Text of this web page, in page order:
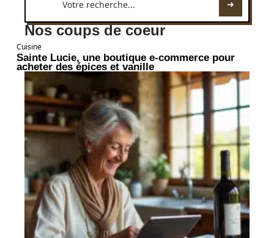
Nos coups de coeur
Cuisine
Sainte Lucie, une boutique e-commerce pour
acheter des épices et vanille